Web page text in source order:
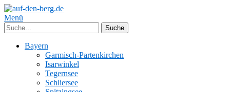
Menü
Bayern
Garmisch-Partenkirchen
Isarwinkel
Tegernsee
Schliersee